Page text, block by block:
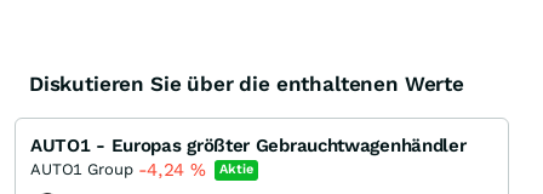
Diskutieren Sie über die enthaltenen Werte
AUTO1 - Europas größter Gebrauchtwagenhändler
AUTO1 Group -4,24 % Aktie